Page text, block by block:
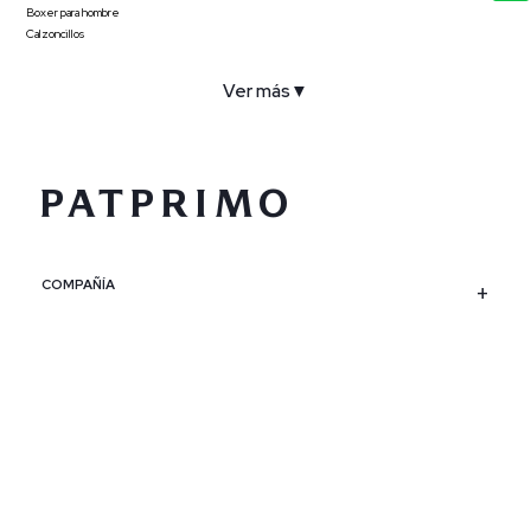
Boxer para hombre
Calzoncillos
Ver más ▼
COMPAÑÍA